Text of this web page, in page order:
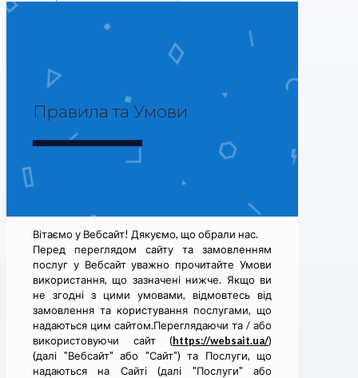
Правила та Умови
Вітаємо у Вебсайт! Дякуємо, що обрали нас.
Перед переглядом сайту та замовленням
послуг у Вебсайт уважно прочитайте Умови
використання, що зазначені нижче. Якщо ви
не згодні з цими умовами, відмовтесь від
замовлення та користування послугами, що
надаються цим сайтом.Переглядаючи та / або
використовуючи сайт (https://websait.ua/)
(далі "Вебсайт" або "Сайт") та Послуги, що
надаються на Сайті (далі "Послуги" або